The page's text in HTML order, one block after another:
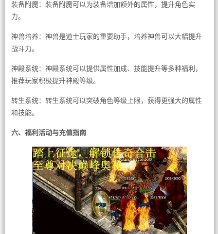
装备附魔：装备附魔可以为装备增加额外的属性，提升角色实
力。
神兽培养：神兽是道士玩家的重要助手，培养神兽可以大幅提升
战斗力。
神殿系统：神殿系统可以提供属性加成、技能提升等多种福利，
推荐玩家积极提升神殿等级。
转生系统：转生系统可以突破角色等级上限，获得更强大的属性
和技能。
六、福利活动与充值指南